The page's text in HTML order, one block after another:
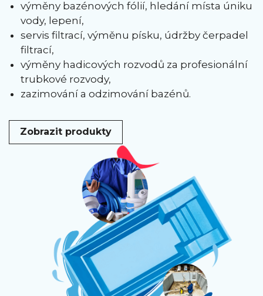
výměny bazénových fólií, hledání místa úniku
vody, lepení,
servis filtrací, výměnu písku, údržby čerpadel
filtrací,
výměny hadicových rozvodů za profesionální
trubkové rozvody,
zazimování a odzimování bazénů.
Zobrazit produkty